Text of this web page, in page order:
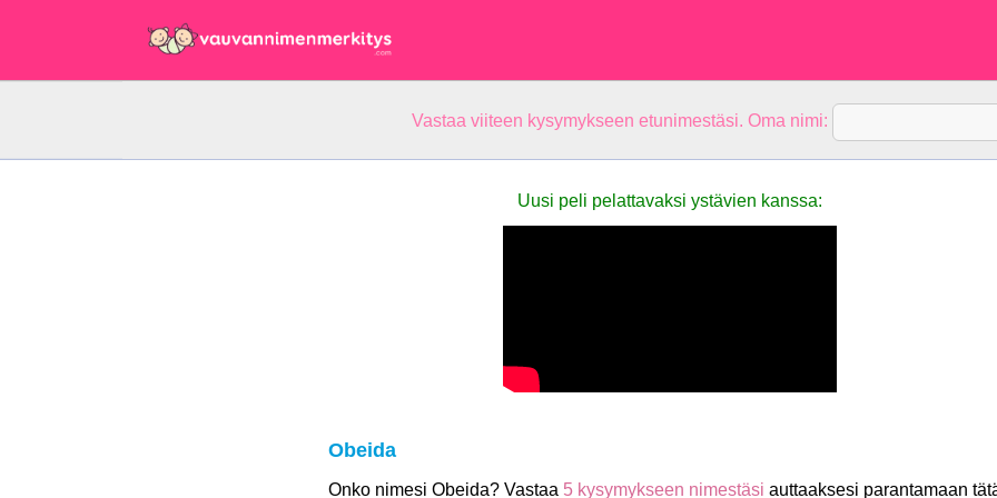
Vastaa viiteen kysymykseen etunimestäsi. Oma nimi:
Uusi peli pelattavaksi ystävien kanssa:
Obeida
Onko nimesi Obeida? Vastaa 5 kysymykseen nimestäsi auttaaksesi parantamaan